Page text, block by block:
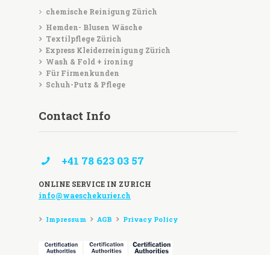
chemische Reinigung Zürich
Hemden- Blusen Wäsche
Textilpflege Zürich
Express Kleiderreinigung Zürich
Wash & Fold + ironing
Für Firmenkunden
Schuh-Putz & Pflege
Contact Info
+41 78 623 03 57
ONLINE SERVICE IN ZURICH
info@waeschekurier.ch
Impressum AGB Privacy Policy